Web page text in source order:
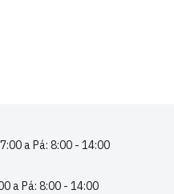
a Pá: 8:00 - 14:00
a Pá: 8:00 - 14:00